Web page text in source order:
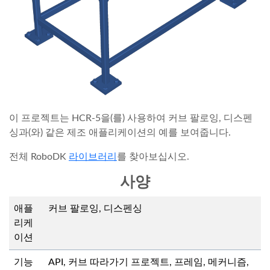
이 프로젝트는 HCR-5을(를) 사용하여 커브 팔로잉, 디스펜
싱과(와) 같은 제조 애플리케이션의 예를 보여줍니다.
전체 RoboDK 라이브러리 를 찾아보십시오.
사양
애플
리케
이션
커브 팔로잉, 디스펜싱
기능 API, 커브 따라가기 프로젝트, 프레임, 메커니즘,